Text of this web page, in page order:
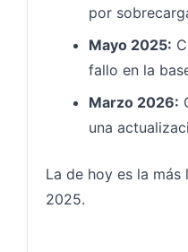
por
Mayo 2025:
fallo en la
Marzo 2026:
una
La de hoy es la
2025.